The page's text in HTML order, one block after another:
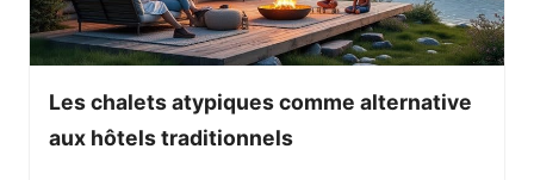
Les chalets atypiques comme alternative
aux hôtels traditionnels